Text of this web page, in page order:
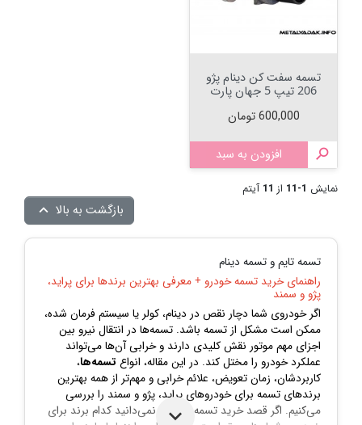
تسمه سفت کن دینام پژو
206 تیپ 5 جهان پارت
قیمت
600,000 تومان
 افزودن به سبد
نمایش 1-11 از 11 آیتم
بازگشت به بالا 
تسمه تایم و تسمه دینام
راهنمای خرید تسمه خودرو + معرفی بهترین برندها برای پراید،
پژو و سمند
اگر خودروی شما دچار نقص در دینام، کولر یا سیستم فرمان شده،
ممکن است مشکل از تسمه باشد. تسمه‌ها در انتقال نیرو بین
اجزای مهم موتور نقش کلیدی دارند و خرابی آن‌ها می‌تواند
عملکرد خودرو را مختل کند. در این مقاله، انواع تسمه‌ها،
کاربردشان، زمان تعویض، علائم خرابی و مهم‌تر از همه بهترین
برندهای تسمه برای خودروهای پراید، پژو و سمند را بررسی
می‌کنیم. اگر قصد خرید تسمه دارید و نمی‌دانید کدام برند برای